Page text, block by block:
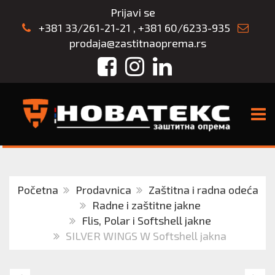
Prijavi se
+381 33/261-21-21 , +381 60/6233-935
prodaja@zastitnaoprema.rs
FacebookInstagram
LinkedIn
Početna Prodavnica
Zaštitna i radna odeća
Radne i zaštitne jakne
Flis, Polar i Softshell jakne
SILVER WINGS W Softshell jakna